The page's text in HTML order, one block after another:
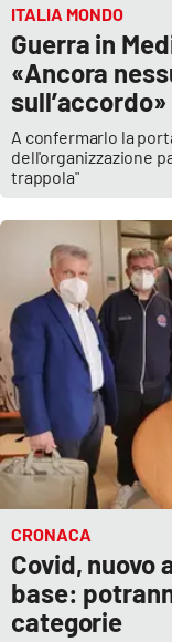
ITALIA MONDO
Guerra in
«Ancora
sull’accordo»
A confermarlo la
dell'organizzazione
trappola"
CRONACA
Covid, nuovo
base:
categorie